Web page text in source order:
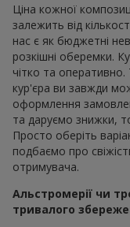
Ціна кожної
залежить від
нас є як бюджетні
розкішні оберемки.
чітко та оперативно.
кур'єра ви завжди
оформлення
та даруємо знижки,
Просто оберіть
подбаємо про
отримувача.
Альстромерії чи
тривалого